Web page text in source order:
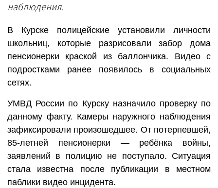
наблюдения.
В Курске полицейские установили личности
школьниц, которые разрисовали забор дома
пенсионерки краской из баллончика. Видео с
подростками ранее появилось в социальных
сетях.
УМВД России по Курску назначило проверку по
данному факту. Камеры наружного наблюдения
зафиксировали произошедшее. От потерпевшей,
85-летней пенсионерки — ребёнка войны,
заявлений в полицию не поступало. Ситуация
стала известна после публикации в местном
паблики видео инцидента.